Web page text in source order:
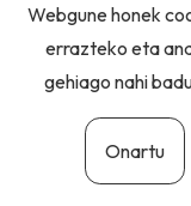
Webgune honek
errazteko eta
gehiago nahi
Onartu